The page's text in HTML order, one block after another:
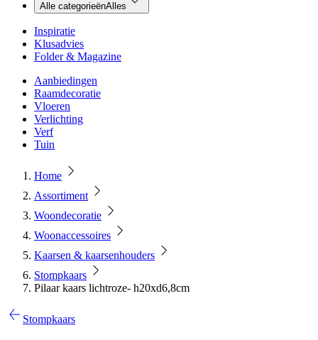
Alle categorieënAlles
Inspiratie
Klusadvies
Folder & Magazine
Aanbiedingen
Raamdecoratie
Vloeren
Verlichting
Verf
Tuin
Home
Assortiment
Woondecoratie
Woonaccessoires
Kaarsen & kaarsenhouders
Stompkaars
Pilaar kaars lichtroze- h20xd6,8cm
Stompkaars